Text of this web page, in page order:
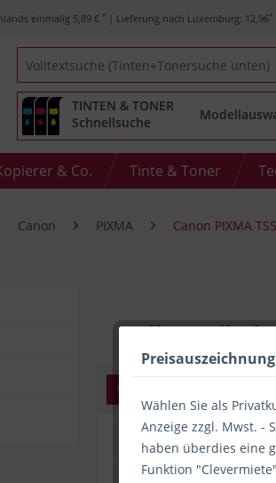
einmalig 5,89 € * | Lieferung nach Luxemburg: 12,96*
TINTEN & TONER
Schnellsuche
& Co. Tinte & Toner
Canon PIXMA Canon PIXMA
Alle Artikel
Sofort lieferbar
Preisauszeichnung
Wählen Sie als
Anzeige zzgl. Mwst. -
haben überdies eine
Funktion